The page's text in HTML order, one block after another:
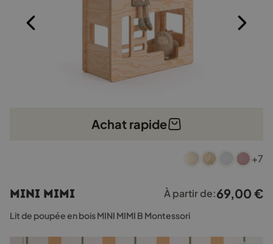
produit
Achat rapide
variations.
Les
options
peuvent
+7
MINI MIMI À partir de:69,00 €
Lit de poupée en bois MINI MIMI B Montessori